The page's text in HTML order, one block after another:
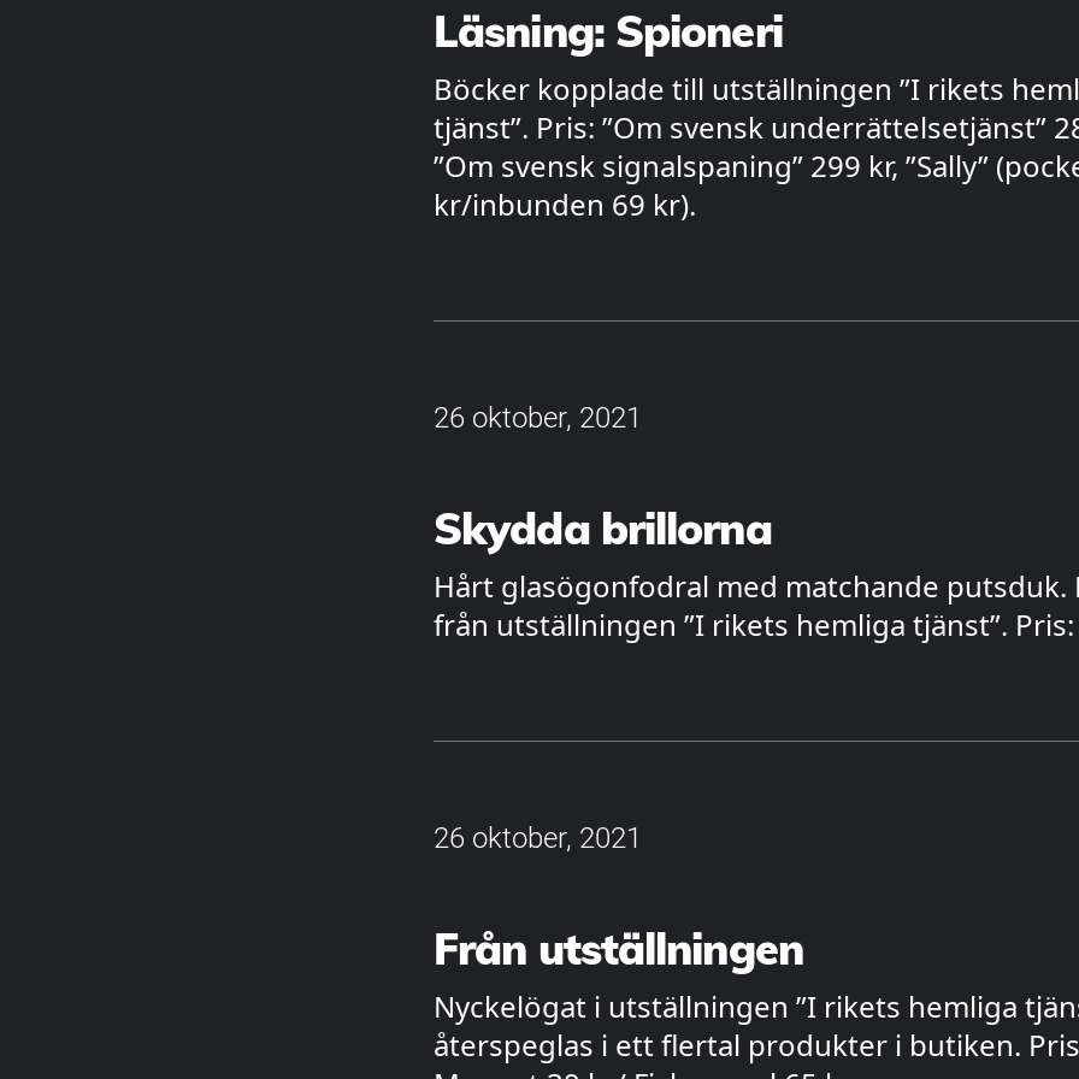
Läsning: Spioneri
Böcker kopplade till utställningen ”I rikets
tjänst”. Pris: ”Om svensk underrättelsetjänst”
”Om svensk signalspaning” 299 kr, ”Sally”
kr/inbunden 69 kr).
26 oktober, 2021
Skydda brillorna
Hårt glasögonfodral med matchande putsduk.
från utställningen ”I rikets hemliga tjänst”.
26 oktober, 2021
Från utställningen
Nyckelögat i utställningen ”I rikets hemliga
återspeglas i ett flertal produkter i butiken.